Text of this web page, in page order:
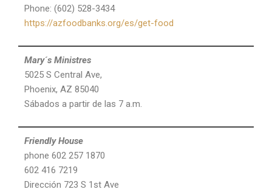
Phone: (602) 528-3434
https://azfoodbanks.org/es/get-food
Mary´s Ministres
5025 S Central Ave,
Phoenix, AZ 85040
Sábados a partir de las 7 a.m.
Friendly House
phone 602 257 1870
602 416 7219
Dirección 723 S 1st Ave